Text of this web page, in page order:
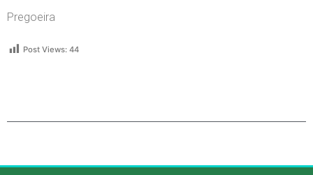
Pregoeira
Post Views: 44